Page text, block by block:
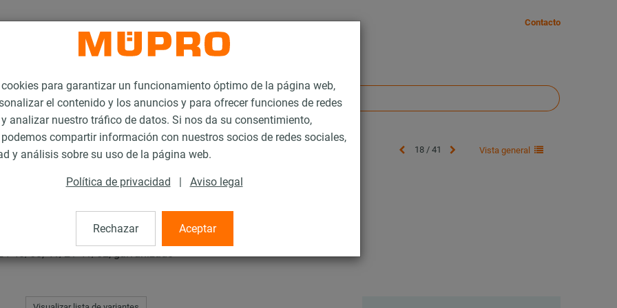
para garantizar un funcionamiento óptimo de la página web,
el contenido y los anuncios y para ofrecer funciones de redes
analizar nuestro tráfico de datos. Si nos da su consentimiento,
compartir información con nuestros socios de redes sociales,
y análisis sobre su uso de la página web.
Política de privacidad | Aviso legal
Rechazar Aceptar
Contacto
Carriles de instalación para la fijación de rociadores 18 / 41 Vista general
40/60, 41/21-41/62, galvanizado